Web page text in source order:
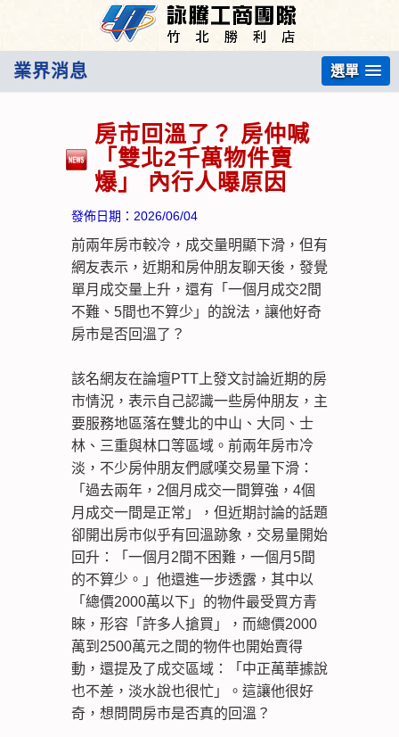
業界消息 選單
房市回溫了？ 房仲喊
「雙北2千萬物件賣
爆」 內行人曝原因
發佈日期： 2026/06/04
前兩年房市較冷，成交量明顯下滑，但有
網友表示，近期和房仲朋友聊天後，發覺
單月成交量上升，還有「一個月成交2間
不難、5間也不算少」的說法，讓他好奇
房市是否回溫了？
該名網友在論壇PTT上發文討論近期的房
市情況，表示自己認識一些房仲朋友，主
要服務地區落在雙北的中山、大同、士
林、三重與林口等區域。前兩年房市冷
淡，不少房仲朋友們感嘆交易量下滑：
「過去兩年，2個月成交一間算強，4個
月成交一間是正常」，但近期討論的話題
卻開出房市似乎有回溫跡象，交易量開始
回升：「一個月2間不困難，一個月5間
的不算少。」他還進一步透露，其中以
「總價2000萬以下」的物件最受買方青
睞，形容「許多人搶買」，而總價2000
萬到2500萬元之間的物件也開始賣得
動，還提及了成交區域：「中正萬華據說
也不差，淡水說也很忙」。這讓他很好
奇，想問問房市是否真的回溫？